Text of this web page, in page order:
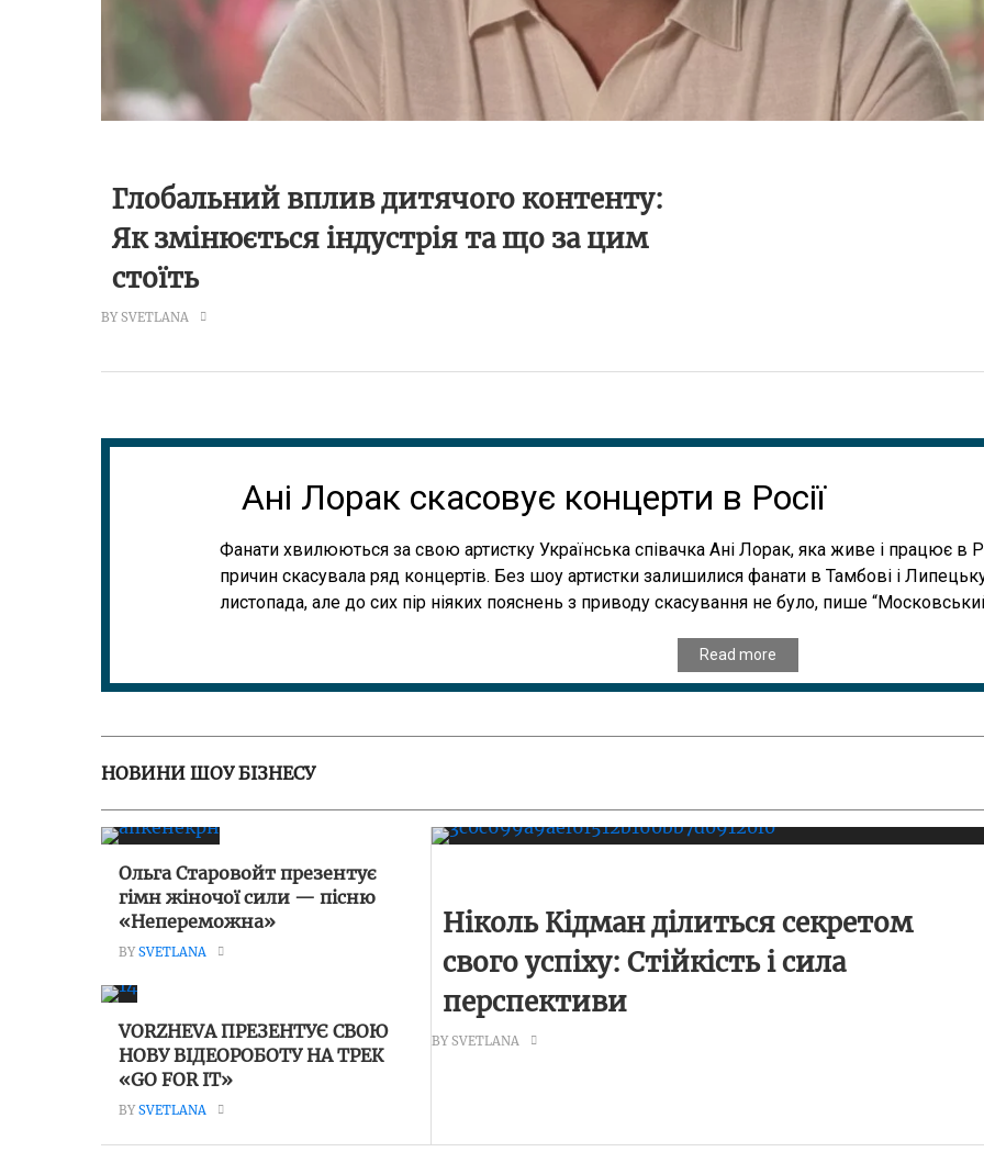
Глобальний вплив дитячого контенту:
Як змінюється індустрія та що за цим
стоїть
BY SVETLANA
Ані Лорак скасовує концерти в Росії
Фанати хвилюються за свою артистку Українська співачка Ані Лорак, яка живе і працює в
причин скасувала ряд концертів. Без шоу артистки залишилися фанати в Тамбові і
листопада, але до сих пір ніяких пояснень з приводу скасування не було, пише
Read more
НОВИНИ ШОУ БІЗНЕСУ
Ольга Старовойт презентує
гімн жіночої сили — пісню
«Непереможна»
BYSVETLANA
VORZHEVA ПРЕЗЕНТУЄ СВОЮ
НОВУ ВІДЕОРОБОТУ НА ТРЕК
«GO FOR IT»
BYSVETLANA
Ніколь Кідман ділиться секретом
свого успіху: Стійкість і сила
перспективи
BY SVETLANA